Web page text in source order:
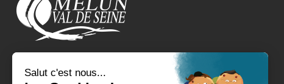
REJOIGNEZ-NOUS !